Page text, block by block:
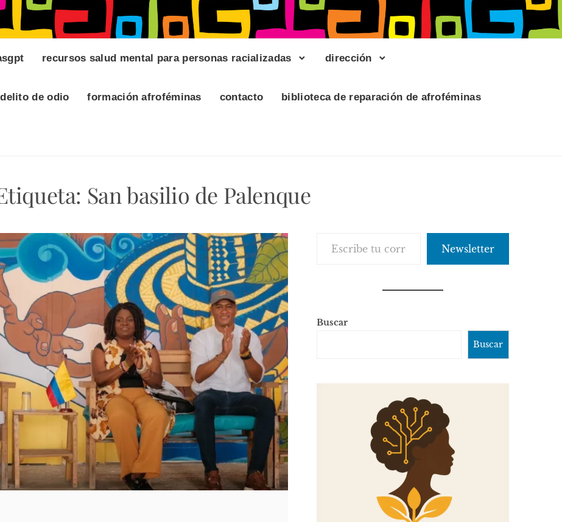
recursos salud mental para personas racializadas dirección
de odio formación afroféminas contacto biblioteca de reparación de afroféminas
San basilio de Palenque
Newsletter
Buscar
Buscar